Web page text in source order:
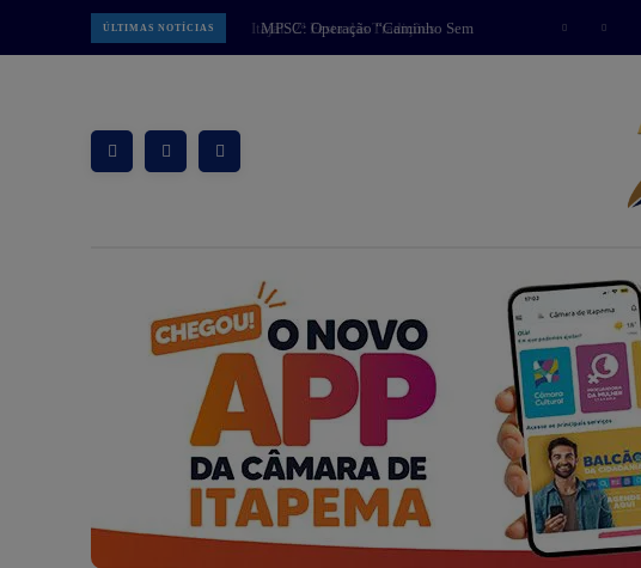
ÚLTIMAS NOTÍCIAS
MPSC: Operação “Caminho Sem
Volta” intensifica combate a facção